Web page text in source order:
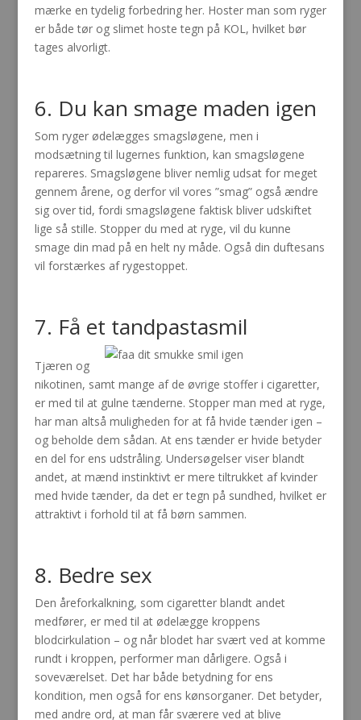
mærke en tydelig forbedring her. Hoster man som ryger
er både tør og slimet hoste tegn på KOL, hvilket bør
tages alvorligt.
6. Du kan smage maden igen
Som ryger ødelægges smagsløgene, men i
modsætning til lugernes funktion, kan smagsløgene
repareres. Smagsløgene bliver nemlig udsat for meget
gennem årene, og derfor vil vores ”smag” også ændre
sig over tid, fordi smagsløgene faktisk bliver udskiftet
lige så stille. Stopper du med at ryge, vil du kunne
smage din mad på en helt ny måde. Også din duftesans
vil forstærkes af rygestoppet.
7. Få et tandpastasmil
Tjæren og
nikotinen, samt mange af de øvrige stoffer i cigaretter,
er med til at gulne tænderne. Stopper man med at ryge,
har man altså muligheden for at få hvide tænder igen –
og beholde dem sådan. At ens tænder er hvide betyder
en del for ens udstråling. Undersøgelser viser blandt
andet, at mænd instinktivt er mere tiltrukket af kvinder
med hvide tænder, da det er tegn på sundhed, hvilket er
attraktivt i forhold til at få børn sammen.
8. Bedre sex
Den åreforkalkning, som cigaretter blandt andet
medfører, er med til at ødelægge kroppens
blodcirkulation – og når blodet har svært ved at komme
rundt i kroppen, performer man dårligere. Også i
soveværelset. Det har både betydning for ens
kondition, men også for ens kønsorganer. Det betyder,
med andre ord, at man får sværere ved at blive